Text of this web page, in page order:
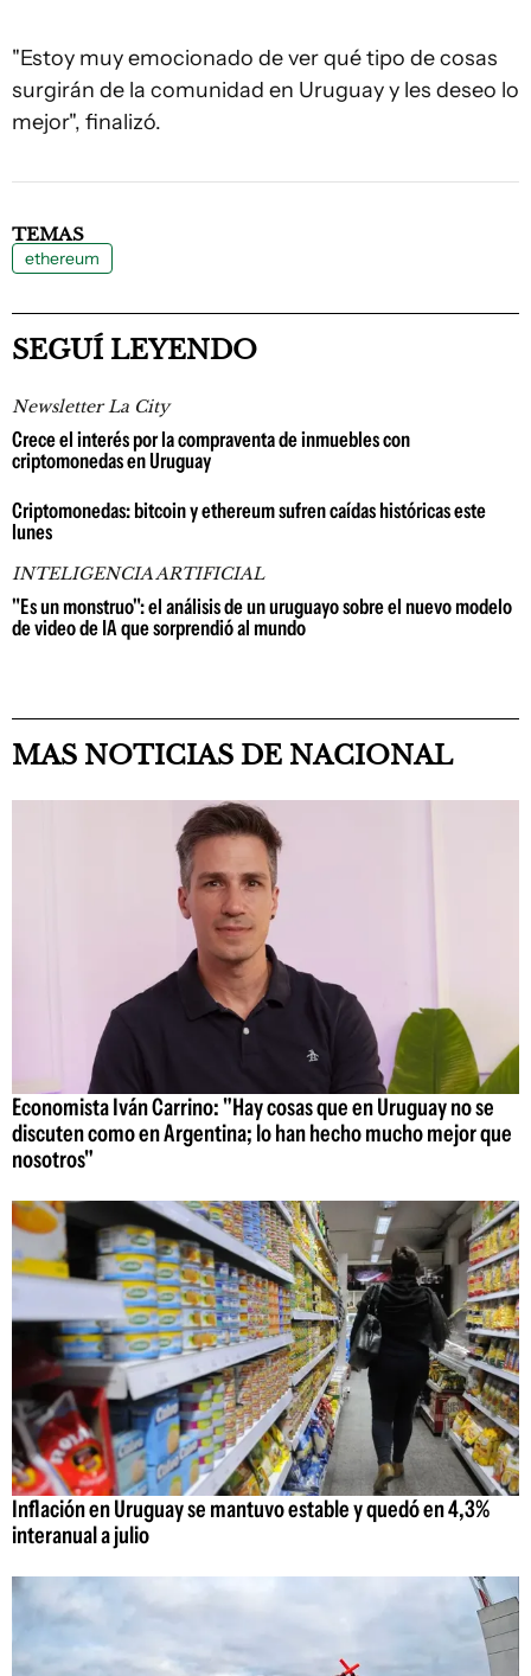
"Estoy muy emocionado de ver qué tipo de cosas
surgirán de la comunidad en Uruguay y les deseo lo
mejor", finalizó.
TEMAS
ethereum
SEGUÍ LEYENDO
Newsletter La City
Crece el interés por la compraventa de inmuebles con
criptomonedas en Uruguay
Criptomonedas: bitcoin y ethereum sufren caídas históricas este
lunes
INTELIGENCIA ARTIFICIAL
"Es un monstruo": el análisis de un uruguayo sobre el nuevo modelo
de video de IA que sorprendió al mundo
MAS NOTICIAS DE NACIONAL
Economista Iván Carrino: "Hay cosas que en Uruguay no se
discuten como en Argentina; lo han hecho mucho mejor que
nosotros"
Inflación en Uruguay se mantuvo estable y quedó en 4,3%
interanual a julio